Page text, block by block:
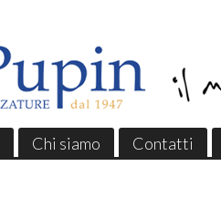
Chi siamo Contatti